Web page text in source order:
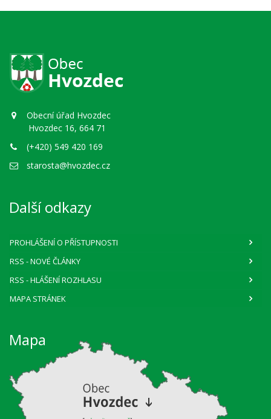
Obecní úřad Hvozdec
Hvozdec 16, 664 71
(+420) 549 420 169
starosta@hvozdec.cz
Další odkazy
PROHLÁŠENÍ O PŘÍSTUPNOSTI
RSS - NOVÉ ČLÁNKY
RSS - HLÁŠENÍ ROZHLASU
MAPA STRÁNEK
Mapa